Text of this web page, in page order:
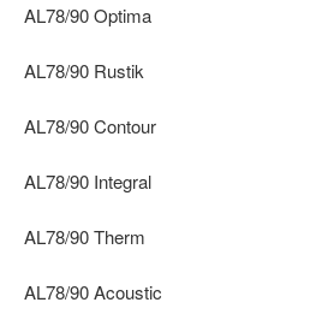
AL78/90 Optima
AL78/90 Rustik
AL78/90 Contour
AL78/90 Integral
AL78/90 Therm
AL78/90 Acoustic